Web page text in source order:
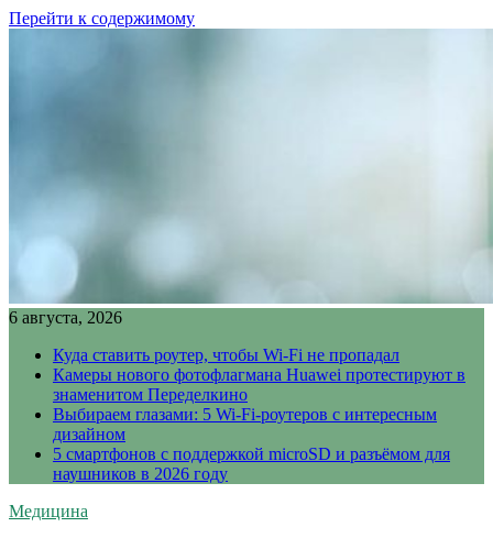
Перейти к содержимому
6 августа, 2026
Куда ставить роутер, чтобы Wi-Fi не пропадал
Камеры нового фотофлагмана Huawei протестируют в
знаменитом Переделкино
Выбираем глазами: 5 Wi-Fi-роутеров с интересным
дизайном
5 смартфонов с поддержкой microSD и разъёмом для
наушников в 2026 году
Медицина